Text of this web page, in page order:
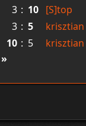
3 : 10 [S]top
3 : 5 krisztian
10 : 5 krisztian
»